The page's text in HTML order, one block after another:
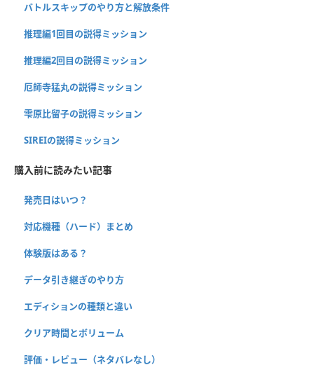
バトルスキップのやり方と解放条件
推理編1回目の説得ミッション
推理編2回目の説得ミッション
厄師寺猛丸の説得ミッション
雫原比留子の説得ミッション
SIREIの説得ミッション
購入前に読みたい記事
発売日はいつ？
対応機種（ハード）まとめ
体験版はある？
データ引き継ぎのやり方
エディションの種類と違い
クリア時間とボリューム
評価・レビュー（ネタバレなし）